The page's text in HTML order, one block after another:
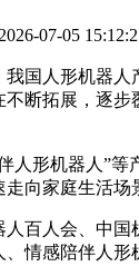
2026-07-05
我国人形机器
不断拓展，逐步
人形机器人”等
向家庭生活场
人百人会、中
、情感陪伴人形